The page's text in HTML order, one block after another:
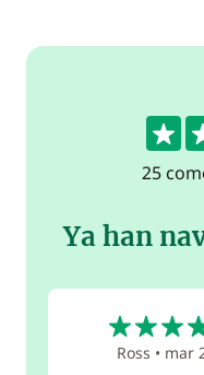
4.5
25
Ya han
Ross • mar